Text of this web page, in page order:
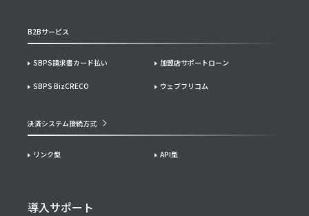
B2Bサービス
SBPS請求書カード払い 加盟店サポートローン
SBPS BizCRECO ウェブフリコム
決済システム接続方式
リンク型 API型
導入サポート